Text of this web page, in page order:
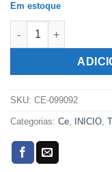
Em estoque
TJ RS (TÉCNICO
SKU: CE-099092
Categorias: Ce, INICIO,